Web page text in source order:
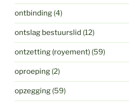
ontbinding (4)
ontslag bestuurslid (12)
ontzetting (royement) (59)
oproeping (2)
opzegging (59)